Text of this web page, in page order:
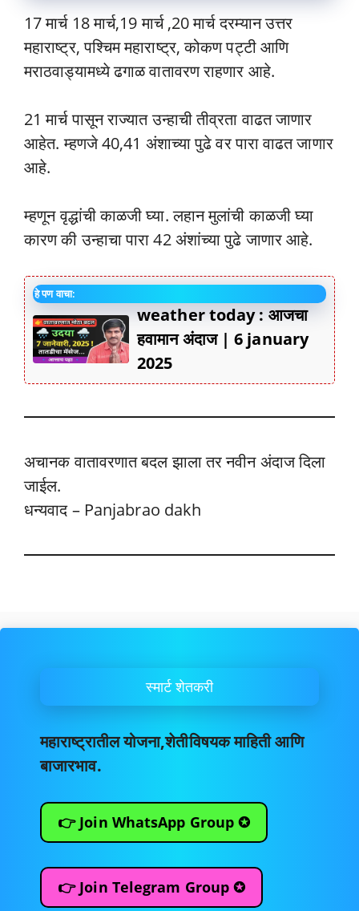
17 मार्च 18 मार्च,19 मार्च ,20 मार्च दरम्यान उत्तर
महाराष्ट्र, पश्चिम महाराष्ट्र, कोकण पट्टी आणि
मराठवाड्यामध्ये ढगाळ वातावरण राहणार आहे.
21 मार्च पासून राज्यात उन्हाची तीव्रता वाढत जाणार
आहेत. म्हणजे 40,41 अंशाच्या पुढे वर पारा वाढत जाणार
आहे.
म्हणून वृद्धांची काळजी घ्या. लहान मुलांची काळजी घ्या
कारण की उन्हाचा पारा 42 अंशांच्या पुढे जाणार आहे.
हे पण वाचा:
weather today : आजचा
हवामान अंदाज | 6 january
2025
अचानक वातावरणात बदल झाला तर नवीन अंदाज दिला
जाईल.
धन्यवाद – Panjabrao dakh
स्मार्ट शेतकरी
महाराष्ट्रातील योजना,शेतीविषयक माहिती आणि
बाजारभाव.
👉 Join WhatsApp Group ✪
👉 Join Telegram Group ✪